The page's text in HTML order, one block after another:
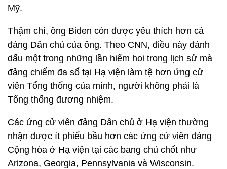
Mỹ.
Thậm chí, ông Biden còn được yêu thích hơn cả
đảng Dân chủ của ông. Theo CNN, điều này đánh
dấu một trong những lần hiếm hoi trong lịch sử mà
đảng chiếm đa số tại Hạ viện làm tệ hơn ứng cử
viên Tổng thống của mình, người không phải là
Tổng thống đương nhiệm.
Các ứng cử viên đảng Dân chủ ở Hạ viện thường
nhận được ít phiếu bầu hơn các ứng cử viên đảng
Cộng hòa ở Hạ viện tại các bang chủ chốt như
Arizona, Georgia, Pennsylvania và Wisconsin.